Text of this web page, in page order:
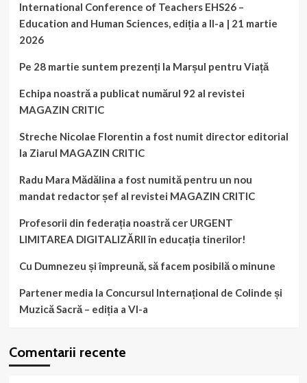
International Conference of Teachers EHS26 –
Education and Human Sciences, ediția a II-a | 21 martie
2026
Pe 28 martie suntem prezenți la Marșul pentru Viață
Echipa noastră a publicat numărul 92 al revistei
MAGAZIN CRITIC
Streche Nicolae Florentin a fost numit director editorial
la Ziarul MAGAZIN CRITIC
Radu Mara Mădălina a fost numită pentru un nou
mandat redactor șef al revistei MAGAZIN CRITIC
Profesorii din federația noastră cer URGENT
LIMITAREA DIGITALIZĂRII în educația tinerilor!
Cu Dumnezeu și împreună, să facem posibilă o minune
Partener media la Concursul Internațional de Colinde și
Muzică Sacră – ediția a VI-a
Comentarii recente